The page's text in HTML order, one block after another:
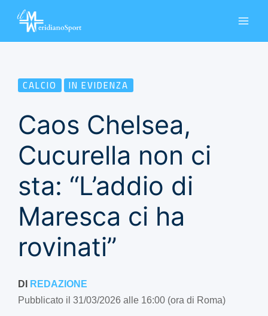
CALCIO IN EVIDENZA
Caos Chelsea,
Cucurella non ci
sta: “L’addio di
Maresca ci ha
rovinati”
DI REDAZIONE
Pubblicato il 31/03/2026 alle 16:00 (ora di Roma)